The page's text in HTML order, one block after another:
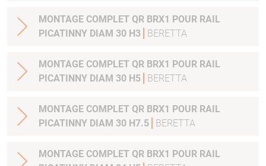
MONTAGE COMPLET QR BRX1 POUR RAIL
PICATINNY DIAM 30 H3
BERETTA
MONTAGE COMPLET QR BRX1 POUR RAIL
PICATINNY DIAM 30 H5
BERETTA
MONTAGE COMPLET QR BRX1 POUR RAIL
PICATINNY DIAM 30 H7.5
BERETTA
MONTAGE COMPLET QR BRX1 POUR RAIL